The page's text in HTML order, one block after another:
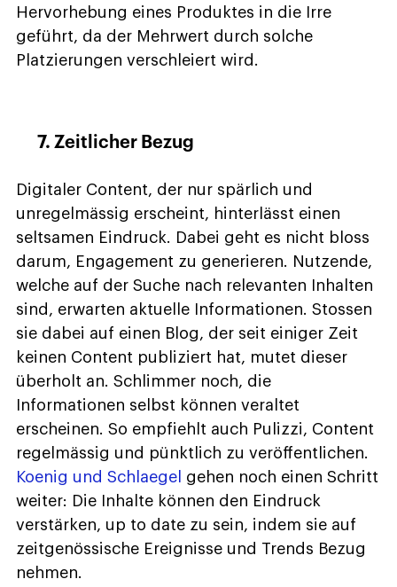
Hervorhebung eines Produktes in die Irre
geführt, da der Mehrwert durch solche
Platzierungen verschleiert wird.
7. Zeitlicher Bezug
Digitaler Content, der nur spärlich und
unregelmässig erscheint, hinterlässt einen
seltsamen Eindruck. Dabei geht es nicht bloss
darum, Engagement zu generieren. Nutzende,
welche auf der Suche nach relevanten Inhalten
sind, erwarten aktuelle Informationen. Stossen
sie dabei auf einen Blog, der seit einiger Zeit
keinen Content publiziert hat, mutet dieser
überholt an. Schlimmer noch, die
Informationen selbst können veraltet
erscheinen. So empfiehlt auch Pulizzi, Content
regelmässig und pünktlich zu veröffentlichen.
Koenig und Schlaegel
gehen noch einen Schritt
weiter: Die Inhalte können den Eindruck
verstärken, up to date zu sein, indem sie auf
zeitgenössische Ereignisse und Trends Bezug
nehmen.